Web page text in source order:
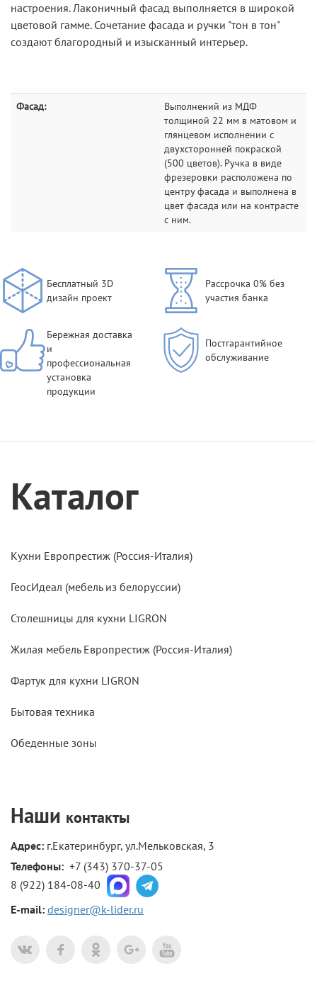
настроения. Лаконичный фасад выполняется в широкой
цветовой гамме. Сочетание фасада и ручки "тон в тон"
создают благородный и изысканный интерьер.
Фасад:
Выполнений из МДФ
толщиной 22 мм в матовом и
глянцевом исполнении с
двухсторонней покраской
(500 цветов). Ручка в виде
фрезеровки расположена по
центру фасада и выполнена в
цвет фасада или на контрасте
с ним.
Бесплатный 3D
дизайн проект
Рассрочка 0% без
участия банка
Бережная доставка
и
профессиональная
установка
продукции
Постгарантийное
обслуживание
Каталог
Кухни Европрестиж (Россия-Италия)
ГеосИдеал (мебель из белоруссии)
Столешницы для кухни LIGRON
Жилая мебель Европрестиж (Россия-Италия)
Фартук для кухни LIGRON
Бытовая техника
Обеденные зоны
Наши контакты
Адрес: г.Екатеринбург, ул.Мельковская, 3
Телефоны: +7 (343) 370-37-05
8 (922) 184-08-40
E-mail: designer@k-lider.ru